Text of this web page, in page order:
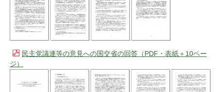
民主党議連等の意見への国交省の回答（PDF・表紙＋10ペー
ジ）